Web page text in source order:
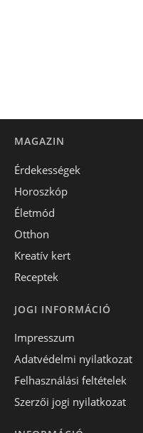
MAGAZIN
Érdekességek
Horoszkóp
Életmód
Otthon
Kreatív kert
Receptek
JOGI INFORMÁCIÓ
Impresszum
Adatvédelmi nyilatkozat
Felhasználási feltételek
Szerzői jogi nyilatkozat